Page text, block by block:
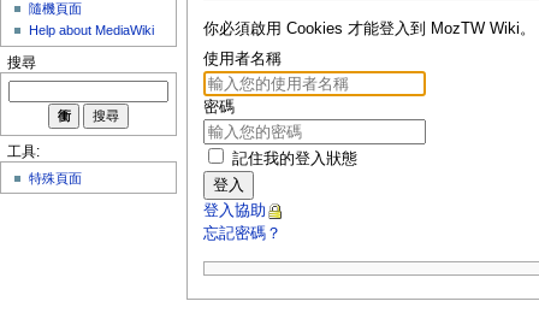
你必須啟用 Cookies 才能登入到 MozTW Wiki。
使用者名稱
密碼
記住我的登入狀態
登入
登入協助
忘記密碼？
隨機頁面
Help about MediaWiki
搜尋
工具:
特殊頁面